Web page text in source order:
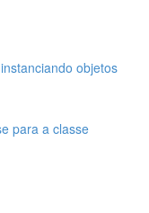
objetos
para a classe